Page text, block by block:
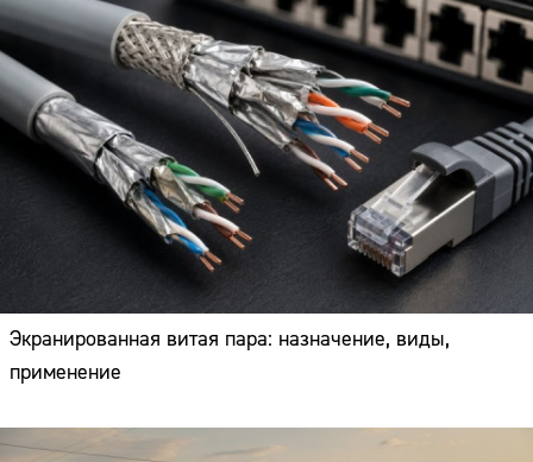
Экранированная витая пара: назначение, виды,
применение